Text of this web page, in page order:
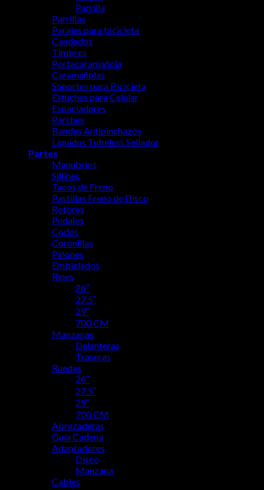
Parrilla
Parrillas
Parales para bicicleta
Candados
Timbres
Portacaramañola
Caramañolas
Soportes para Bicicleta
Estuches para Celular
Espaciadores
Parches
Bandas Antipinchazos
Líquidos Tubeless Sellador
Partes
Manubrios
Sillines
Tacos de Freno
Pastillas Freno de Disco
Rotores
Pedales
Codos
Coronillas
Piñones
Embielados
Rines
26″
27.5″
29″
700 CM
Manzanas
Delanteras
Traseras
Ruedas
26″
27.5″
29″
700 CM
Abrazaderas
Guía Cadena
Adaptadores
Disco
Manzana
Cables